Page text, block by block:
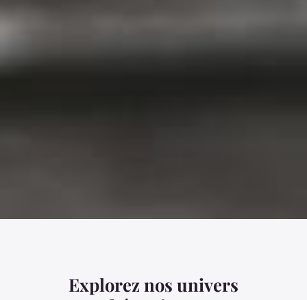
Explorez nos univers